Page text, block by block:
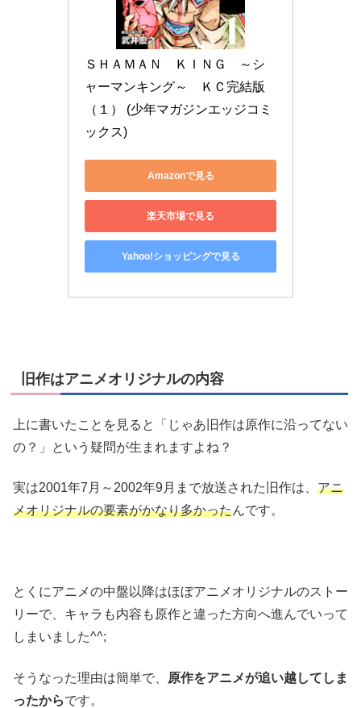
ＳＨＡＭＡＮ　ＫＩＮＧ　～シ
ャーマンキング～　ＫＣ完結版
（１） (少年マガジンエッジコミ
ックス)
Amazonで見る
楽天市場で見る
Yahoo!ショッピングで見る
旧作はアニメオリジナルの内容
上に書いたことを見ると「じゃあ旧作は原作に沿ってない
の？」という疑問が生まれますよね？
実は2001年7月～2002年9月まで放送された旧作は、 アニ
メオリジナルの要素がかなり多かったんです。
とくにアニメの中盤以降はほぼアニメオリジナルのストー
リーで、キャラも内容も原作と違った方向へ進んでいって
しまいました^^;
そうなった理由は簡単で、
原作をアニメが追い越してしま
ったからです。